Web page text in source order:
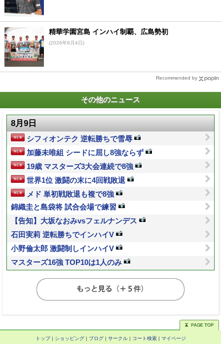
精華学園宮島 インハイ制覇、広島勢初
(2026年8月4日)
Recommended by
その他のニュース
8月9日
シフィオンテク 逆転勝ちで雪辱
加藤未唯組 シードに屈し8強ならず
19歳 マスターズ3大会連続で8強
世界1位 激闘の末に4回戦敗退
メド 単初戦敗退も複で8強
錦織圭と島袋将 試合会場で練習
【告知】大坂なおみvsフェルナンデス
石田実莉 逆転勝ちでインハイV
小野倫太郎 激闘制しインハイV
マスターズ16強 TOP10は1人のみ
トップ| ショッピング| ブログ| サークル| コート検索| マイページ